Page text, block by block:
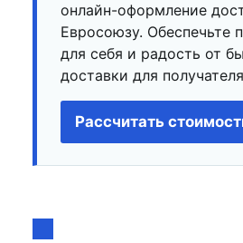
онлайн-оформление
Евросоюзу. Обеспечьте
для себя и радость от
доставки для
Рассчитать